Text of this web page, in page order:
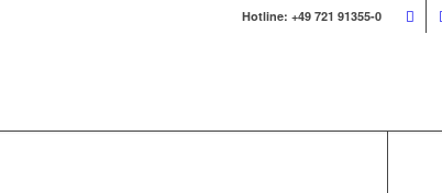
Hotline: +49 721 91355-0